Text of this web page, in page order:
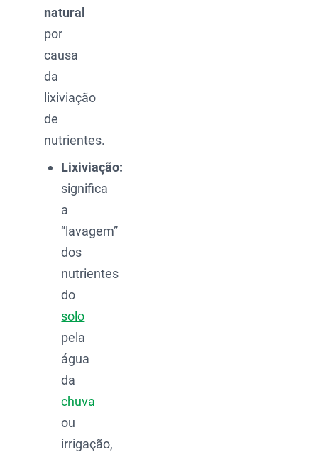
natural
por
causa
da
lixiviação
de
nutrientes.
Lixiviação:
significa
a
“lavagem”
dos
nutrientes
do
solo
pela
água
da
chuva
ou
irrigação,